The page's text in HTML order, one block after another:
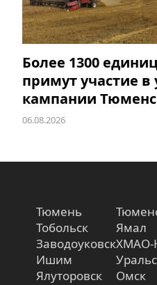
Более 1300
примут участие в
кампании
06.08.2026
Тюмень
Тобольск
Заводоуковск
Ишим
Ялуторовск
Ямал
ХМАО-
Омск